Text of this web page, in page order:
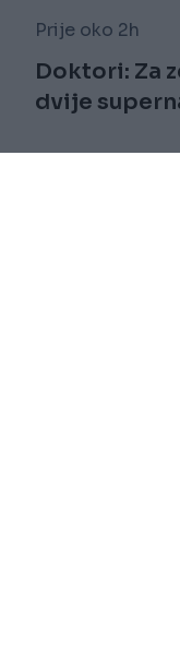
Prije oko 2h
Doktori: Za
dvije